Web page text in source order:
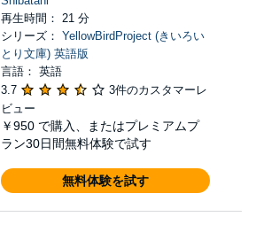
再生時間： 21 分
シリーズ： YellowBirdProject (きいろい
とり文庫) 英語版
言語： 英語
3.7
3件のカスタマーレ
ビュー
￥950 で購入、またはプレミアムプ
ラン30日間無料体験で試す
無料体験を試す